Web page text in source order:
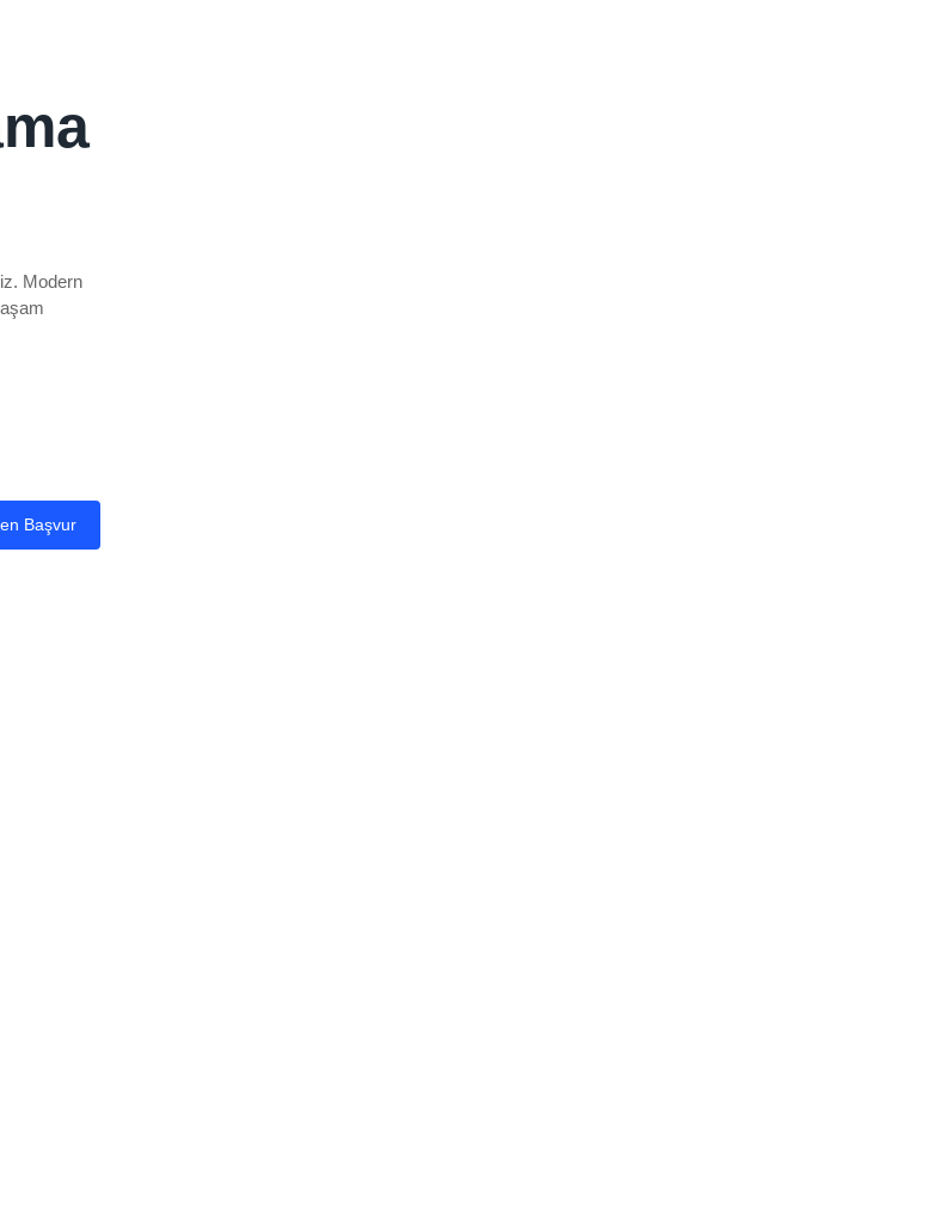
Modern
Başvur